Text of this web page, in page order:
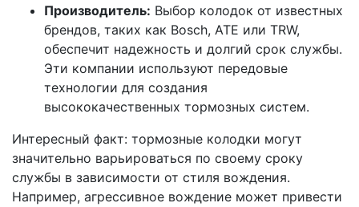
Производитель: Выбор колодок от известных
брендов, таких как Bosch, ATE или TRW,
обеспечит надежность и долгий срок службы.
Эти компании используют передовые
технологии для создания
высококачественных тормозных систем.
Интересный факт: тормозные колодки могут
значительно варьироваться по своему сроку
службы в зависимости от стиля вождения.
Например, агрессивное вождение может привести